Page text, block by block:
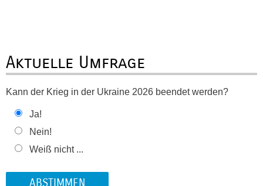
Aktuelle Umfrage
Kann der Krieg in der Ukraine 2026 beendet werden?
Ja!
Nein!
Weiß nicht ...